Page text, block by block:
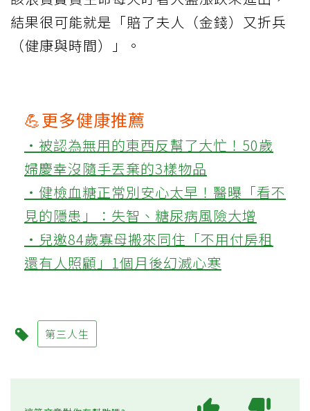
結果很可能就是「賠了夫人（金錢）又折兵
（健康與時間）」。
💪更多健康推薦
‧被認為無用的東西反幫了大忙！50歲
婦慶幸沒隨手丟棄的3樣物品
‧健檢血糖正常別安心太早！醫曝「看不
見的隱患」：失智、糖尿病風險大增
‧兒邀84歲寡母搬來同住「不用付房租
還有人照顧」1個月後幻滅心寒
第三人生